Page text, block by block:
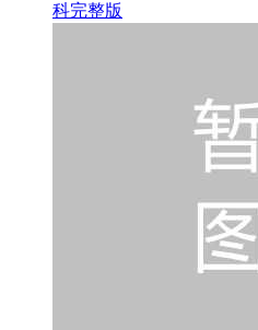
科完整版